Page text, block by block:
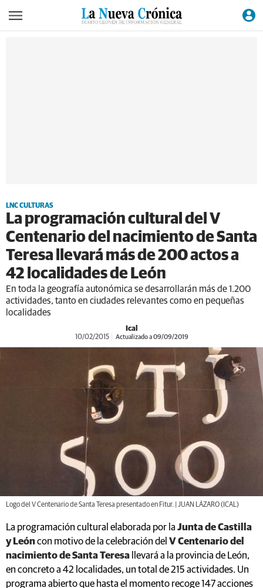
LNC CULTURAS
La programación cultural del V
Centenario del nacimiento de Santa
Teresa llevará más de 200 actos a
42 localidades de León
En toda la geografía autonómica se desarrollarán más de 1.200
actividades, tanto en ciudades relevantes como en pequeñas
localidades
Ical
10/02/2015 Actualizado a 09/09/2019
Logo del V Centenario de Santa Teresa presentado en Fitur. | JUAN LÁZARO (ICAL)
La programación cultural elaborada por la Junta de Castilla
y Leóncon motivo de la celebración del V Centenario del
nacimiento de Santa Teresa llevará a la provincia de León,
en concreto a 42 localidades, un total de 215 actividades. Un
programa abierto que hasta el momento recoge 147 acciones